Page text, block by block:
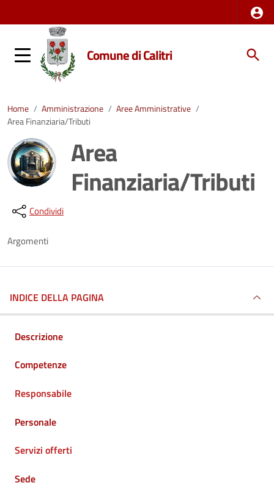
Comune di Calitri
Home / Amministrazione / Aree Amministrative /
Area Finanziaria/Tributi
Area
Finanziaria/Tributi
Condividi
Argomenti
INDICE DELLA PAGINA
Descrizione
Competenze
Responsabile
Personale
Servizi offerti
Sede